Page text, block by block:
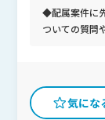
◆配属案件に
ついての質問
ハウがあり
ト体制が手
汲み取って